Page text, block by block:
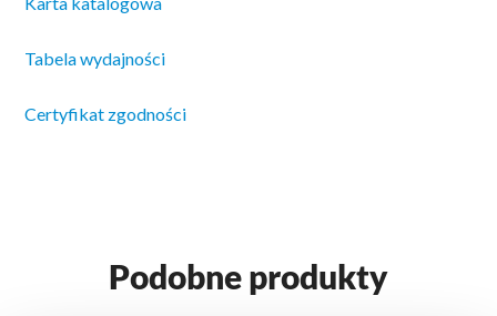
Tabela wydajności
Certyfikat zgodności
Podobne produkty